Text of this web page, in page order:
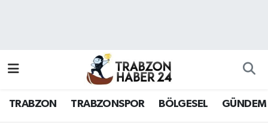
TRABZON TRABZONSPOR BÖLGESEL GÜNDEM
Hava Durumu
Namaz Vakitleri